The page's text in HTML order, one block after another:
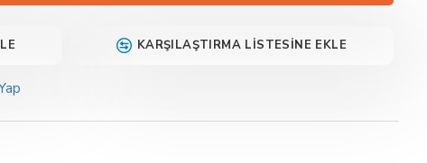
KARŞILAŞTIRMA LISTESINE EKLE